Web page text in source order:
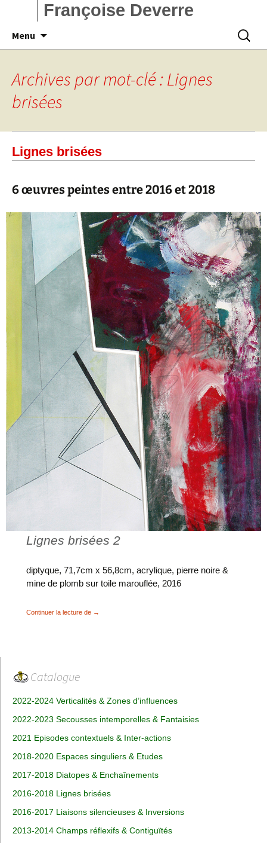
Françoise Deverre
Menu
Archives par mot-clé : Lignes
brisées
Lignes brisées
6 œuvres peintes entre 2016 et 2018
Lignes brisées 2
diptyque, 71,7cm x 56,8cm, acrylique, pierre noire &
mine de plomb sur toile marouflée, 2016
Continuer la lecture de →
Catalogue
2022-2024 Verticalités & Zones d’influences
2022-2023 Secousses intemporelles & Fantaisies
2021 Episodes contextuels & Inter-actions
2018-2020 Espaces singuliers & Etudes
2017-2018 Diatopes & Enchaînements
2016-2018 Lignes brisées
2016-2017 Liaisons silencieuses & Inversions
2013-2014 Champs réflexifs & Contiguïtés